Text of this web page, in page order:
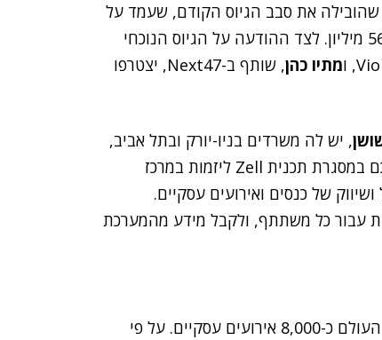
את סבב הגיוס הקודם, שעמד על
29 מיליון דולר. הסבב הנוכחי מביא את החברה לסך גיוס של 56 מיליון. לצד ההודעה על הגיוס הנוכחי
מתיו כהן
, שותף ב-Next47, יצטרפו
, יש לה משרדים בניו-יורק ובתל אביב,
והיא מעסיקה יותר מ-120 עובדים. יזמי החברה החלו את דרכם במסגרת תכנית Zell ליזמות במרכז
של כנסים ואירועים עסקיים.
עבור כל משתתף, ולקבל מידע מהמערכת
על פי